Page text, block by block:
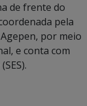
de frente do
pela
por meio
e conta com